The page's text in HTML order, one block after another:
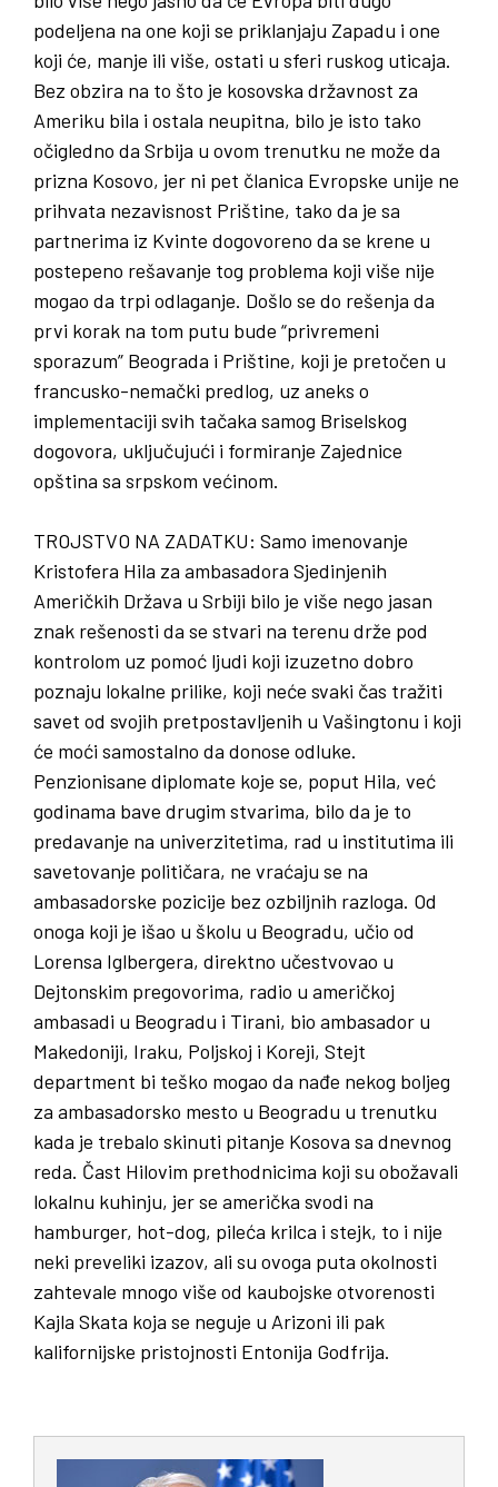
podeljena na one koji se priklanjaju Zapadu i one
koji će, manje ili više, ostati u sferi ruskog uticaja.
Bez obzira na to što je kosovska državnost za
Ameriku bila i ostala neupitna, bilo je isto tako
očigledno da Srbija u ovom trenutku ne može da
prizna Kosovo, jer ni pet članica Evropske unije ne
prihvata nezavisnost Prištine, tako da je sa
partnerima iz Kvinte dogovoreno da se krene u
postepeno rešavanje tog problema koji više nije
mogao da trpi odlaganje. Došlo se do rešenja da
prvi korak na tom putu bude “privremeni
sporazum” Beograda i Prištine, koji je pretočen u
francusko-nemački predlog, uz aneks o
implementaciji svih tačaka samog Briselskog
dogovora, uključujući i formiranje Zajednice
opština sa srpskom većinom.
TROJSTVO NA ZADATKU: Samo imenovanje
Kristofera Hila za ambasadora Sjedinjenih
Američkih Država u Srbiji bilo je više nego jasan
znak rešenosti da se stvari na terenu drže pod
kontrolom uz pomoć ljudi koji izuzetno dobro
poznaju lokalne prilike, koji neće svaki čas tražiti
savet od svojih pretpostavljenih u Vašingtonu i koji
će moći samostalno da donose odluke.
Penzionisane diplomate koje se, poput Hila, već
godinama bave drugim stvarima, bilo da je to
predavanje na univerzitetima, rad u institutima ili
savetovanje političara, ne vraćaju se na
ambasadorske pozicije bez ozbiljnih razloga. Od
onoga koji je išao u školu u Beogradu, učio od
Lorensa Iglbergera, direktno učestvovao u
Dejtonskim pregovorima, radio u američkoj
ambasadi u Beogradu i Tirani, bio ambasador u
Makedoniji, Iraku, Poljskoj i Koreji, Stejt
department bi teško mogao da nađe nekog boljeg
za ambasadorsko mesto u Beogradu u trenutku
kada je trebalo skinuti pitanje Kosova sa dnevnog
reda. Čast Hilovim prethodnicima koji su obožavali
lokalnu kuhinju, jer se američka svodi na
hamburger, hot-dog, pileća krilca i stejk, to i nije
neki preveliki izazov, ali su ovoga puta okolnosti
zahtevale mnogo više od kaubojske otvorenosti
Kajla Skata koja se neguje u Arizoni ili pak
kalifornijske pristojnosti Entonija Godfrija.